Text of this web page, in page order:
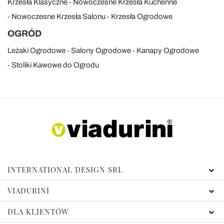
Krzesła Klasyczne
Nowoczesne Krzesła Kuchenne
Nowoczesne Krzesła Salonu
Krzesła Ogrodowe
OGRÓD
Leżaki Ogrodowe Salony Ogrodowe
Kanapy Ogrodowe
Stoliki Kawowe do Ogrodu
INTERNATIONAL DESIGN SRL
VIADURINI
DLA KLIENTÓW